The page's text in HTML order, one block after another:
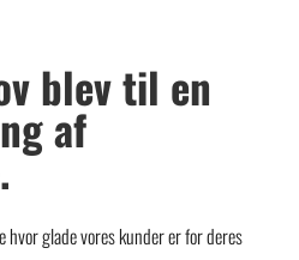
blev til en
af
hvor glade vores kunder er for deres